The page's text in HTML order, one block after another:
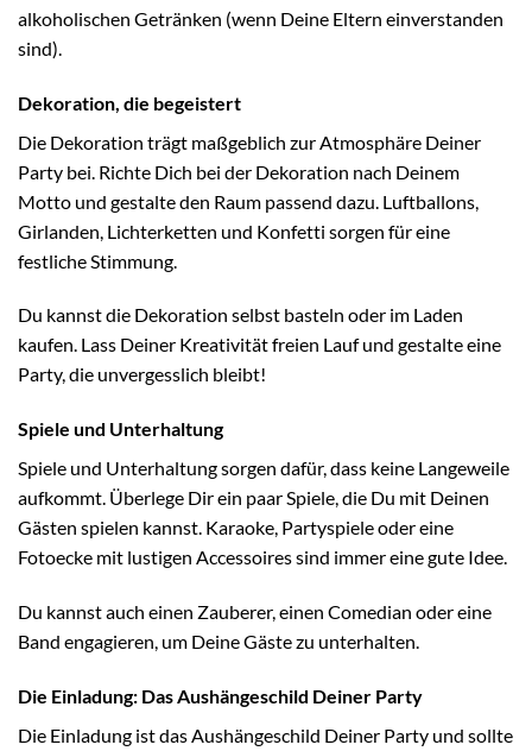
alkoholischen Getränken (wenn Deine Eltern einverstanden
sind).
Dekoration, die begeistert
Die Dekoration trägt maßgeblich zur Atmosphäre Deiner
Party bei. Richte Dich bei der Dekoration nach Deinem
Motto und gestalte den Raum passend dazu. Luftballons,
Girlanden, Lichterketten und Konfetti sorgen für eine
festliche Stimmung.
Du kannst die Dekoration selbst basteln oder im Laden
kaufen. Lass Deiner Kreativität freien Lauf und gestalte eine
Party, die unvergesslich bleibt!
Spiele und Unterhaltung
Spiele und Unterhaltung sorgen dafür, dass keine Langeweile
aufkommt. Überlege Dir ein paar Spiele, die Du mit Deinen
Gästen spielen kannst. Karaoke, Partyspiele oder eine
Fotoecke mit lustigen Accessoires sind immer eine gute Idee.
Du kannst auch einen Zauberer, einen Comedian oder eine
Band engagieren, um Deine Gäste zu unterhalten.
Die Einladung: Das Aushängeschild Deiner Party
Die Einladung ist das Aushängeschild Deiner Party und sollte